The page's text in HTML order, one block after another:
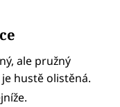
ale pružný
hustě olistěná.